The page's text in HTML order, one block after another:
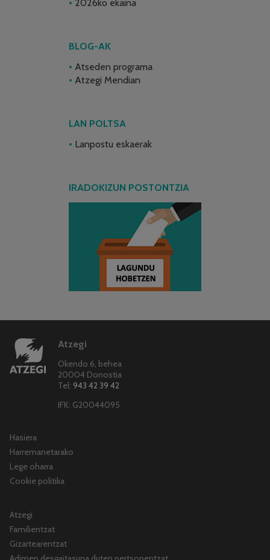
2026ko ekaina
BLOG-AK
Atseden programa
Atzegi Mendian
LAN POLTSA
Lanpostu eskaerak
IRADOKIZUN POSTONTZIA
Atzegi
Okendo 6, behea
20004 Donostia
Tel: 943 42 39 42
IFK: G20044095
Hasiera
Harremanetarako
Lege oharra
Cookie politika
Atzegi
Familientzat
Gizartearentzat